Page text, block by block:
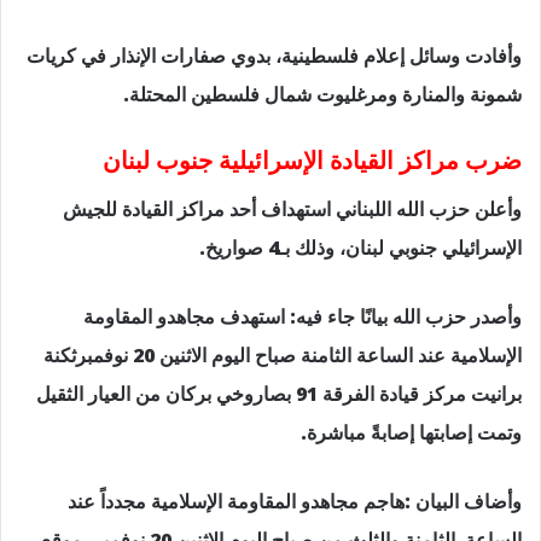
وأفادت وسائل إعلام فلسطينية، بدوي صفارات الإنذار في كريات
شمونة والمنارة ومرغليوت شمال فلسطين المحتلة.
ضرب مراكز القيادة الإسرائيلية جنوب لبنان
وأعلن حزب الله اللبناني استهداف أحد مراكز القيادة للجيش
الإسرائيلي جنوبي لبنان، وذلك بـ4 صواريخ.
وأصدر حزب الله بيانًا جاء فيه: استهدف مجاهدو ‌‌‏المقاومة
الإسلامية عند الساعة الثامنة صباح اليوم الاثنين 20 نوفمبرثكنة
برانيت مركز ‏قيادة الفرقة 91 بصاروخي بركان من العيار الثقيل
وتمت إصابتها إصابةً مباشرة.
وأضاف البيان :هاجم مجاهدو ‌‌‏المقاومة الإسلامية مجدداً عند